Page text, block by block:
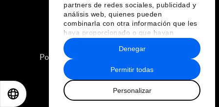
partners de redes sociales, publicidad y
análisis web, quienes pueden
combinarla con otra información que les
haya proporcionado o que hayan
recopilado a partir del uso que haya
hecho de sus servicios.
Permitir todas
Personalizar
Denegar
Política de privacidad y normas de uso
Sitemap
2026 Foro Económico Mundial